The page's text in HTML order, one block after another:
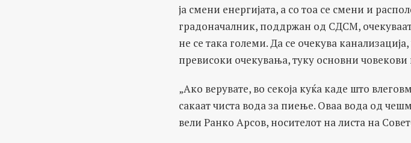
ја смени енергијата, а со тоа се смени и
градоначалник, поддржан од СДСМ,
не се така големи. Да се очекува
превисоки очекувања, туку основни човекови
„Ако верувате, во секоја куќа каде што
сакаат чиста вода за пиење. Оваа вода од
вели Ранко Арсов, носителот на листа на